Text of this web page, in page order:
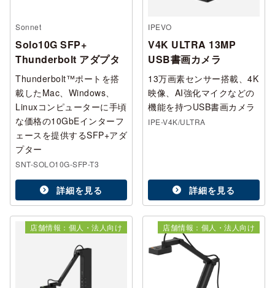
Sonnet
Solo10G SFP+
Thunderbolt アダプタ
Thunderbolt™ポートを搭
載したMac、Windows、
Linuxコンピューターに手頃
な価格の10GbEインターフ
ェースを提供するSFP+アダ
プター
SNT-SOLO10G-SFP-T3
詳細を見る
IPEVO
V4K ULTRA 13MP
USB書画カメラ
13万画素センサー搭載、4K
映像、AI強化マイクなどの
機能を持つUSB書画カメラ
IPE-V4K/ULTRA
詳細を見る
店舗情報：個人・法人向け 店舗情報：個人・法人向け